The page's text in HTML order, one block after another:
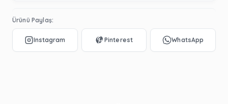
Ürünü Paylaş: